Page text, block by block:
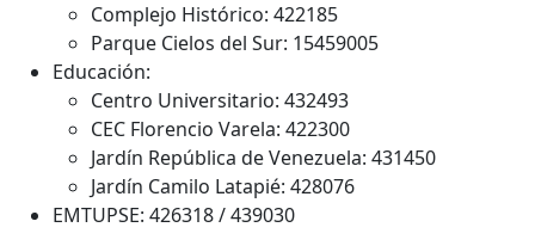
Complejo Histórico: 422185
Parque Cielos del Sur: 15459005
Educación:
Centro Universitario: 432493
CEC Florencio Varela: 422300
Jardín República de Venezuela: 431450
Jardín Camilo Latapié: 428076
EMTUPSE: 426318 / 439030